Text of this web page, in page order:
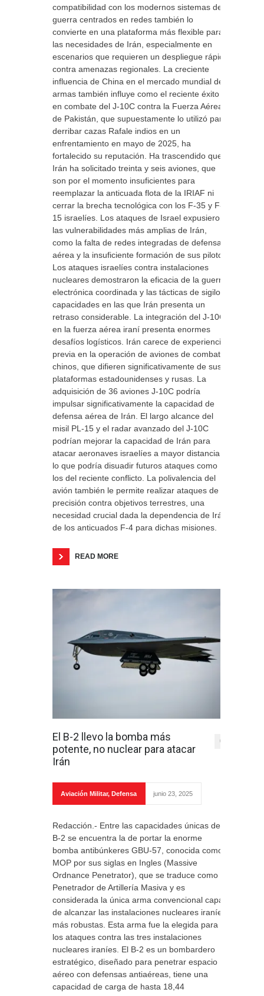
compatibilidad con los modernos sistemas de
guerra centrados en redes también lo
convierte en una plataforma más flexible para
las necesidades de Irán, especialmente en
escenarios que requieren un despliegue rápido
contra amenazas regionales. La creciente
influencia de China en el mercado mundial de
armas también influye como el reciente éxito
en combate del J-10C contra la Fuerza Aérea
de Pakistán, que supuestamente lo utilizó para
derribar cazas Rafale indios en un
enfrentamiento en mayo de 2025, ha
fortalecido su reputación. Ha trascendido que
Irán ha solicitado treinta y seis aviones, que
son por el momento insuficientes para
reemplazar la anticuada flota de la IRIAF ni
cerrar la brecha tecnológica con los F-35 y F-
15 israelíes. Los ataques de Israel expusieron
las vulnerabilidades más amplias de Irán,
como la falta de redes integradas de defensa
aérea y la insuficiente formación de sus pilotos.
Los ataques israelíes contra instalaciones
nucleares demostraron la eficacia de la guerra
electrónica coordinada y las tácticas de sigilo,
capacidades en las que Irán presenta un
retraso considerable. La integración del J-10C
en la fuerza aérea iraní presenta enormes
desafíos logísticos. Irán carece de experiencia
previa en la operación de aviones de combate
chinos, que difieren significativamente de sus
plataformas estadounidenses y rusas. La
adquisición de 36 aviones J-10C podría
impulsar significativamente la capacidad de
defensa aérea de Irán. El largo alcance del
misil PL-15 y el radar avanzado del J-10C
podrían mejorar la capacidad de Irán para
atacar aeronaves israelíes a mayor distancia,
lo que podría disuadir futuros ataques como
los del reciente conflicto. La polivalencia del
avión también le permite realizar ataques de
precisión contra objetivos terrestres, una
necesidad crucial dada la dependencia de Irán
de los anticuados F-4 para dichas misiones.
READ MORE
El B-2 llevo la bomba más
potente, no nuclear para atacar
Irán
0
Aviación Militar, Defensa junio 23, 2025
Redacción.- Entre las capacidades únicas del
B-2 se encuentra la de portar la enorme
bomba antibúnkeres GBU-57, conocida como
MOP por sus siglas en Ingles (Massive
Ordnance Penetrator), que se traduce como
Penetrador de Artillería Masiva y es
considerada la única arma convencional capaz
de alcanzar las instalaciones nucleares iraníes
más robustas. Esta arma fue la elegida para
los ataques contra las tres instalaciones
nucleares iraníes. El B-2 es un bombardero
estratégico, diseñado para penetrar espacio
aéreo con defensas antiaéreas, tiene una
capacidad de carga de hasta 18,44